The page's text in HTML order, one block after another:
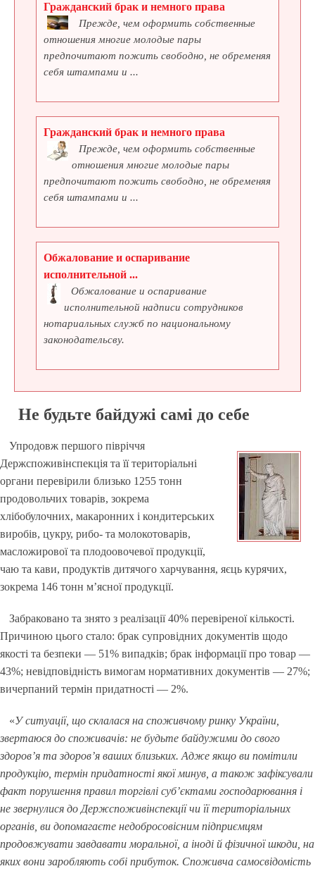
Гражданский брак и немного права
Прежде, чем оформить собственные
отношения многие молодые пары
предпочитают пожить свободно, не обременяя
себя штампами и ...
Гражданский брак и немного права
Прежде, чем оформить собственные
отношения многие молодые пары
предпочитают пожить свободно, не обременяя
себя штампами и ...
Обжалование и оспаривание
исполнительной ...
Обжалование и оспаривание
исполнительной надписи сотрудников
нотариальных служб по национальному
законодательсву.
Не будьте байдужі самі до себе
Упродовж першого півріччя
Держспоживінспекція та її територіальні
органи перевірили близько 1255 тонн
продовольчих товарів, зокрема
хлібобулочних, макаронних і кондитерських
виробів, цукру, рибо- та молокотоварів,
масложирової та плодоовочевої продукції,
чаю та кави, продуктів дитячого харчування, яєць курячих,
зокрема 146 тонн м’ясної продукції.
Забраковано та знято з реалізації 40% перевіреної кількості.
Причиною цього стало: брак супровідних документів щодо
якості та безпеки — 51% випадків; брак інформації про товар —
43%; невідповідність вимогам нормативних документів — 27%;
вичерпаний термін придатності — 2%.
«У ситуації, що склалася на споживчому ринку України,
звертаюся до споживачів: не будьте байдужими до свого
здоров’я та здоров’я ваших близьких. Адже якщо ви помітили
продукцію, термін придатності якої минув, а також зафіксували
факт порушення правил торгівлі суб’єктами господарювання і
не звернулися до Держспоживінспекції чи її територіальних
органів, ви допомагаєте недобросовісним підприємцям
продовжувати завдавати моральної, а іноді й фізичної шкоди, на
яких вони заробляють собі прибуток. Споживча самосвідомість